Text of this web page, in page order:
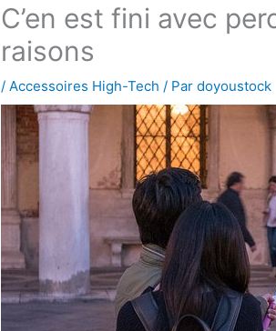
C’en est fini avec
raisons
/Accessoires High-Tech / Pardoyoustock